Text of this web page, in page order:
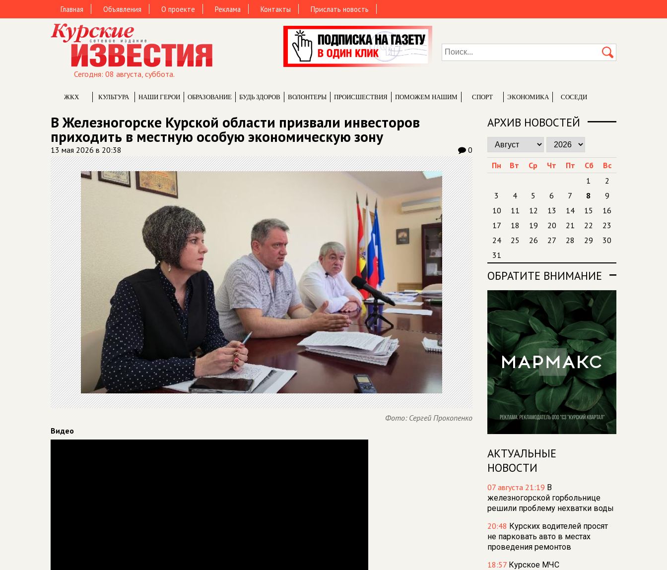
Главная Объявления О проекте Реклама Контакты Прислать новость
Сегодня: 08 августа, суббота.
ЖКХ КУЛЬТУРА НАШИ ГЕРОИ ОБРАЗОВАНИЕ БУДЬ ЗДОРОВ ВОЛОНТЕРЫ ПРОИCШЕСТВИЯ ПОМОЖЕМ НАШИМ СПОРТ ЭКОНОМИКА СОСЕДИ
В Железногорске Курской области призвали инвесторов
приходить в местную особую экономическую зону
13 мая 2026 в 20:38 0
Фото: Сергей Прокопенко
Видео
АРХИВ НОВОСТЕЙ
Пн Вт Ср Чт Пт Сб
Вс
1
2
3
4 5 6 7 8
9
10
11 12 13 14 15
16
17
18 19 20 21 22
23
24
25 26 27 28 29
30
31
ОБРАТИТЕ ВНИМАНИЕ
АКТУАЛЬНЫЕ
НОВОСТИ
07 августа 21:19 В
железногорской горбольнице
решили проблему нехватки воды
20:48 Курских водителей просят
не парковать авто в местах
проведения ремонтов
18:57 Курское МЧС